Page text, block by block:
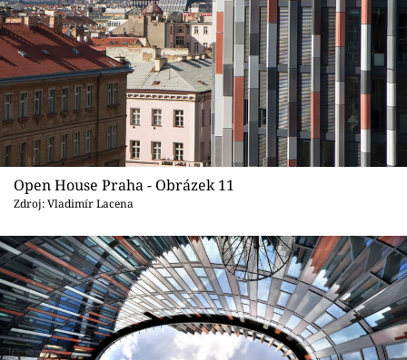
Open House Praha - Obrázek 11
Zdroj: Vladimír Lacena